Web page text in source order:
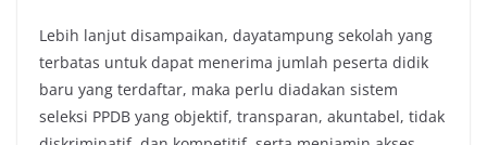
Lebih lanjut disampaikan, dayatampung sekolah yang
terbatas untuk dapat menerima jumlah peserta didik
baru yang terdaftar, maka perlu diadakan sistem
seleksi PPDB yang objektif, transparan, akuntabel, tidak